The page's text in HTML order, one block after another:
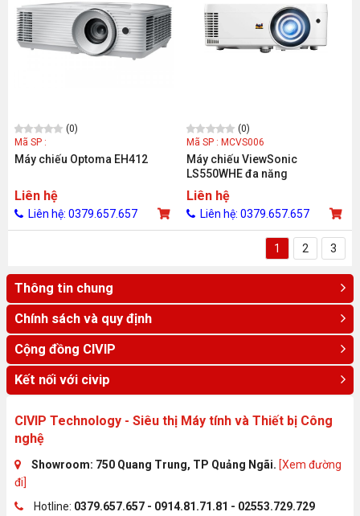
(0)
Mã SP :
Máy chiếu Optoma EH412
Liên hệ
Liên hệ: 0379.657.657
(0)
Mã SP : MCVS006
Máy chiếu ViewSonic
LS550WHE đa năng
Liên hệ
Liên hệ: 0379.657.657
1 2 3
Thông tin chung
Chính sách và quy định
Cộng đồng CIVIP
Kết nối với civip
CIVIP Technology - Siêu thị Máy tính và Thiết bị Công
nghệ
Showroom: 750 Quang Trung, TP Quảng Ngãi. [Xem đường
đi]
Hotline: 0379.657.657 - 0914.81.71.81 - 02553.729.729